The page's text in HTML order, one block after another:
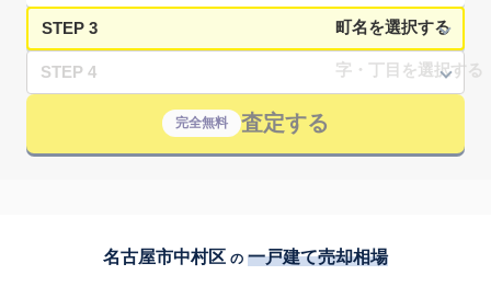
STEP 3
STEP 4
完全無料 査定する
名古屋市中村区 の 一戸建て売却相場